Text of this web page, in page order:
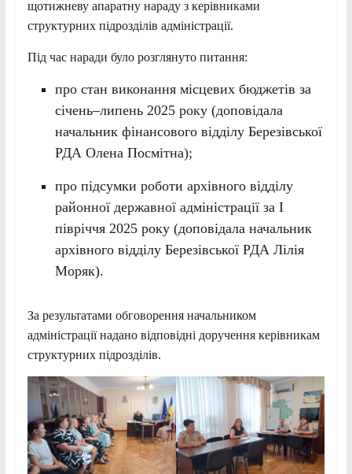
щотижневу апаратну нараду з керівниками
структурних підрозділів адміністрації.
Під час наради було розглянуто питання:
про стан виконання місцевих бюджетів за
січень–липень 2025 року (доповідала
начальник фінансового відділу Березівської
РДА Олена Посмітна);
про підсумки роботи архівного відділу
районної державної адміністрації за І
півріччя 2025 року (доповідала начальник
архівного відділу Березівської РДА Лілія
Моряк).
За результатами обговорення начальником
адміністрації надано відповідні доручення керівникам
структурних підрозділів.